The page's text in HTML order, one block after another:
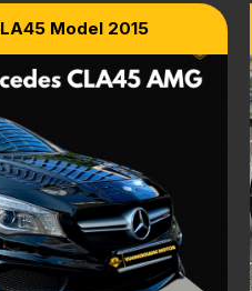
Model 2015